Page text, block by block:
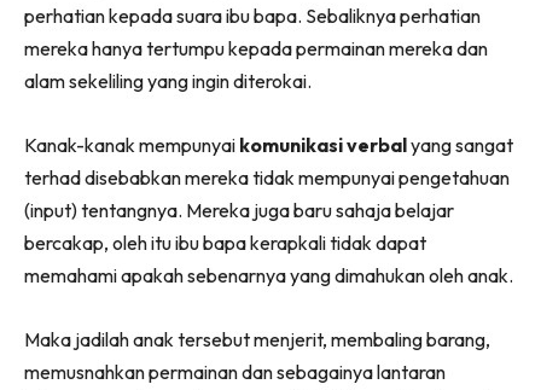
perhatian kepada suara ibu bapa. Sebaliknya perhatian
mereka hanya tertumpu kepada permainan mereka dan
alam sekeliling yang ingin diterokai.
Kanak-kanak mempunyai komunikasi verbalyang sangat
terhad disebabkan mereka tidak mempunyai pengetahuan
(input) tentangnya. Mereka juga baru sahaja belajar
bercakap, oleh itu ibu bapa kerapkali tidak dapat
memahami apakah sebenarnya yang dimahukan oleh anak.
Maka jadilah anak tersebut menjerit, membaling barang,
memusnahkan permainan dan sebagainya lantaran